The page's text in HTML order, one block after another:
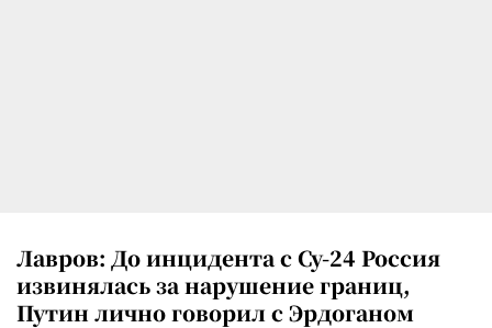
Лавров: До инцидента с Су-24 Россия
извинялась за нарушение границ,
Путин лично говорил с Эрдоганом